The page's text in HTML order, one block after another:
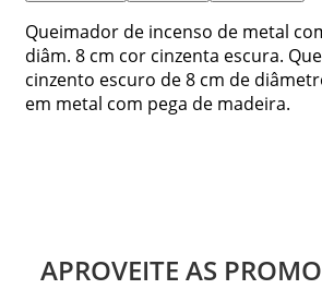
Queimador de incenso de metal
diâm. 8 cm cor cinzenta escura.
cinzento escuro de 8 cm de
em metal com pega de madeira.
APROVEITE AS